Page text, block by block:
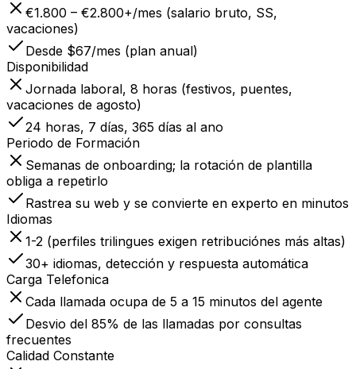
€1.800 – €2.800+/mes (salario bruto, SS,
vacaciones)
Desde $67/mes (plan anual)
Disponibilidad
Jornada laboral, 8 horas (festivos, puentes,
vacaciones de agosto)
24 horas, 7 días, 365 días al ano
Periodo de Formación
Semanas de onboarding; la rotación de plantilla
obliga a repetirlo
Rastrea su web y se convierte en experto en minutos
Idiomas
1-2 (perfiles trilingues exigen retribuciónes más altas)
30+ idiomas, detección y respuesta automática
Carga Telefonica
Cada llamada ocupa de 5 a 15 minutos del agente
Desvio del 85% de las llamadas por consultas
frecuentes
Calidad Constante